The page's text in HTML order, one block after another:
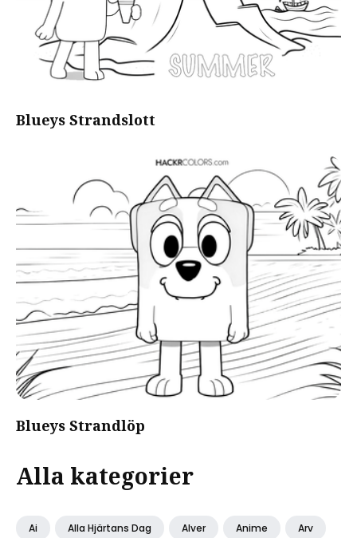
Blueys Strandslott
Blueys Strandlöp
Alla kategorier
Ai Alla Hjärtans Dag Alver Anime Arv